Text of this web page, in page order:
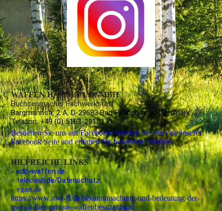
WAFFEN HAMMANN GMBH
Büchsenmacher Fachwerkstatt
Bargmannstr. 2 A, D-29683 Bad Fallingbostel-Dorfmark
Telefon:+49 (0) 5163-2915370
Besuchen Sie uns auf Facebook! Werden Sie ein Fan unserer
Facebook Seite und erhalten Sie besondere Vorteile.
HILFREICHE LINKS
» vdb-waffen.de
» telecash.de/Datenschutz
» egun.de
https://www.nwr-fl.de/bekanntmachung-und-bedeutung-der-
nwr-id-fuer-private-waffenbesitzer.html